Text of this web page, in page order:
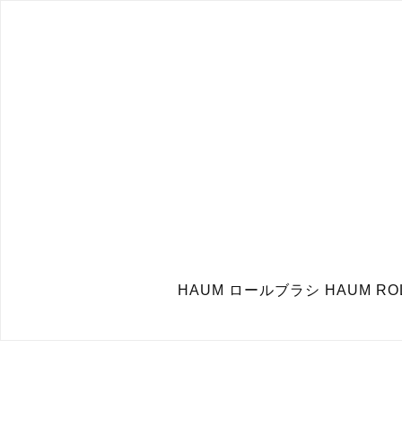
HAUM ロールブラシ HAUM